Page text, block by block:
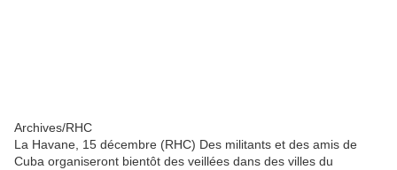
Archives/RHC
La Havane, 15 décembre (RHC) Des militants et des amis de
Cuba organiseront bientôt des veillées dans des villes du